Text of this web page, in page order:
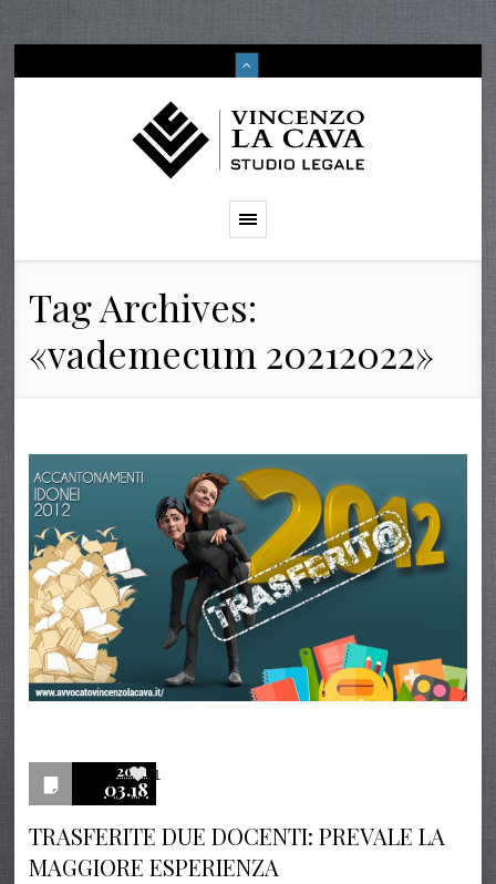
Tag Archives:
«vademecum 20212022»
2021
03.18
1
TRASFERITE DUE DOCENTI: PREVALE LA
MAGGIORE ESPERIENZA